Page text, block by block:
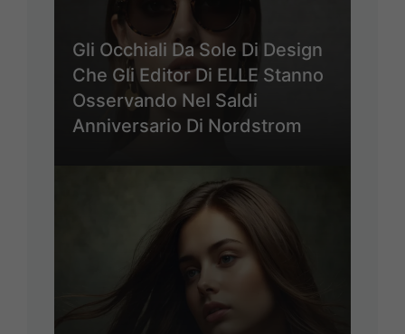
Gli Occhiali Da Sole Di Design
Che Gli Editor Di ELLE Stanno
Osservando Nel Saldi
Anniversario Di Nordstrom